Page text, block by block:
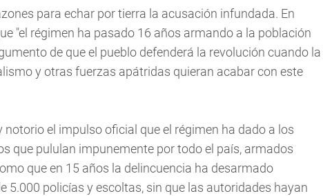
para echar por tierra la acusación infundada. En
"el régimen ha pasado 16 años armando a la población
de que el pueblo defenderá la revolución cuando la
y otras fuerzas apátridas quieran acabar con este
notorio el impulso oficial que el régimen ha dado a los
que pululan impunemente por todo el país, armados
que en 15 años la delincuencia ha desarmado
5.000 policías y escoltas, sin que las autoridades hayan